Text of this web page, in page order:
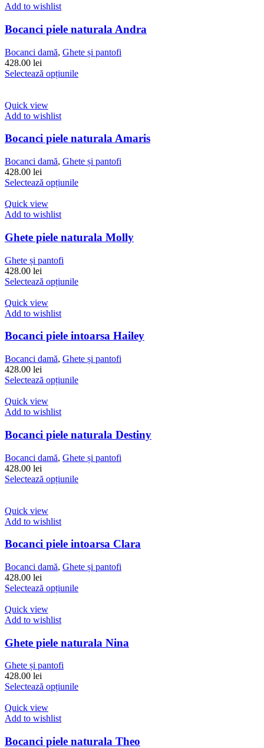
Add to wishlist
Bocanci piele naturala Andra
Bocanci damă, Ghete și pantofi
428.00 lei
Selectează opțiunileAcest
Opțiunile
fi
alese
pagina
Quick view
Add to wishlist
Bocanci piele naturala Amaris
Bocanci damă, Ghete și pantofi
428.00 lei
Selectează opțiunileAcest
variații.
Opțiunile
în
Quick view
Add to wishlist
Ghete piele naturala Molly
Ghete și pantofi
428.00 lei
Selectează opțiunileAcest
variații.
pot
fi
în
Quick view
Add to wishlist
Bocanci piele intoarsa Hailey
Bocanci damă, Ghete și pantofi
428.00 lei
Selectează opțiunileAcest
variații.
Opțiunile
pot
fi
în
Quick view
Add to wishlist
Bocanci piele naturala Destiny
Bocanci damă, Ghete și pantofi
428.00 lei
Selectează opțiunileAcest
Opțiunile
fi
alese
pagina
Quick view
Add to wishlist
Bocanci piele intoarsa Clara
Bocanci damă, Ghete și pantofi
428.00 lei
Selectează opțiunileAcest
variații.
Opțiunile
în
Quick view
Add to wishlist
Ghete piele naturala Nina
Ghete și pantofi
428.00 lei
Selectează opțiunileAcest
variații.
Quick view
Add to wishlist
Bocanci piele naturala Theo